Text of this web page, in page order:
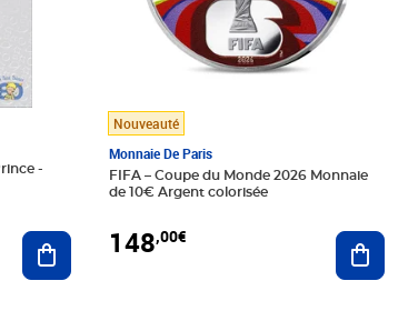
-
Ajouter au panier
Nouveauté
Monnaie De Paris
FIFA – Coupe du Monde 2026 Monnaie
de 10€ Argent colorisée
148,00€